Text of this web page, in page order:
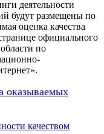
деятельности
будут размещены по
оценка качества
официального
по
оказываемых
качеством